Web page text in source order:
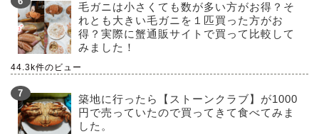
毛ガニは小さくても数が多い方がお得？そ
れとも大きい毛ガニを１匹買った方がお
得？実際に蟹通販サイトで買って比較して
みました！
44.3k件のビュー
築地に行ったら【ストーンクラブ】が1000
円で売っていたので買ってきて食べてみま
した。